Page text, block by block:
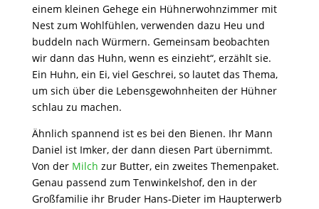
einem kleinen Gehege ein Hühnerwohnzimmer mit
Nest zum Wohlfühlen, verwenden dazu Heu und
buddeln nach Würmern. Gemeinsam beobachten
wir dann das Huhn, wenn es einzieht“, erzählt sie.
Ein Huhn, ein Ei, viel Geschrei, so lautet das Thema,
um sich über die Lebensgewohnheiten der Hühner
schlau zu machen.
Ähnlich spannend ist es bei den Bienen. Ihr Mann
Daniel ist Imker, der dann diesen Part übernimmt.
Von der Milch zur Butter, ein zweites Themenpaket.
Genau passend zum Tenwinkelshof, den in der
Großfamilie ihr Bruder Hans-Dieter im Haupterwerb